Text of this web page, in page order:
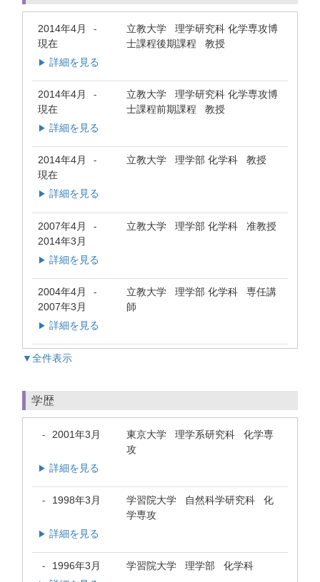
2014年4月 -
現在
立教大学 理学研究科 化学専攻博
士課程後期課程 教授
▶ 詳細を見る
2014年4月 -
現在
立教大学 理学研究科 化学専攻博
士課程前期課程 教授
▶ 詳細を見る
2014年4月 -
現在
立教大学 理学部 化学科 教授
▶ 詳細を見る
2007年4月 -
2014年3月
立教大学 理学部 化学科 准教授
▶ 詳細を見る
2004年4月 -
2007年3月
立教大学 理学部 化学科 専任講
師
▶ 詳細を見る
▼全件表示
学歴
- 2001年3月
東京大学 理学系研究科 化学専
攻
▶ 詳細を見る
- 1998年3月
学習院大学 自然科学研究科 化
学専攻
▶ 詳細を見る
- 1996年3月 学習院大学 理学部 化学科